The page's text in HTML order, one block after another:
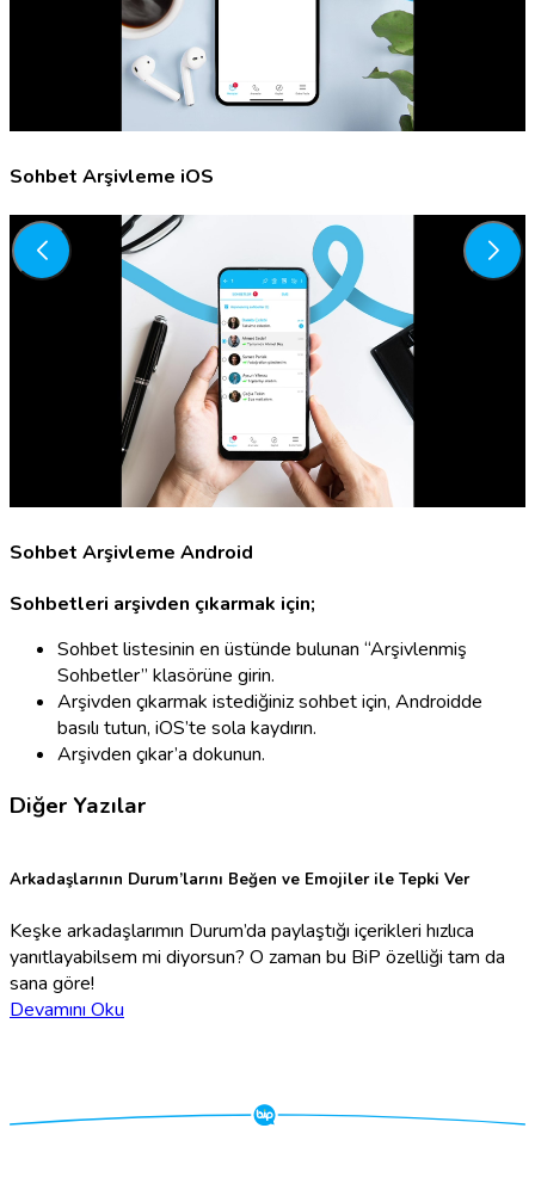
Sohbet Arşivleme iOS
Sohbet Arşivleme Android
Sohbetleri arşivden çıkarmak için;
Sohbet listesinin en üstünde bulunan “Arşivlenmiş
Sohbetler” klasörüne girin.
Arşivden çıkarmak istediğiniz sohbet için, Androidde
basılı tutun, iOS’te sola kaydırın.
Arşivden çıkar’a dokunun.
Diğer Yazılar
Arkadaşlarının Durum’larını Beğen ve Emojiler ile Tepki Ver
Keşke arkadaşlarımın Durum’da paylaştığı içerikleri hızlıca
yanıtlayabilsem mi diyorsun? O zaman bu BiP özelliği tam da
sana göre!
Devamını Oku